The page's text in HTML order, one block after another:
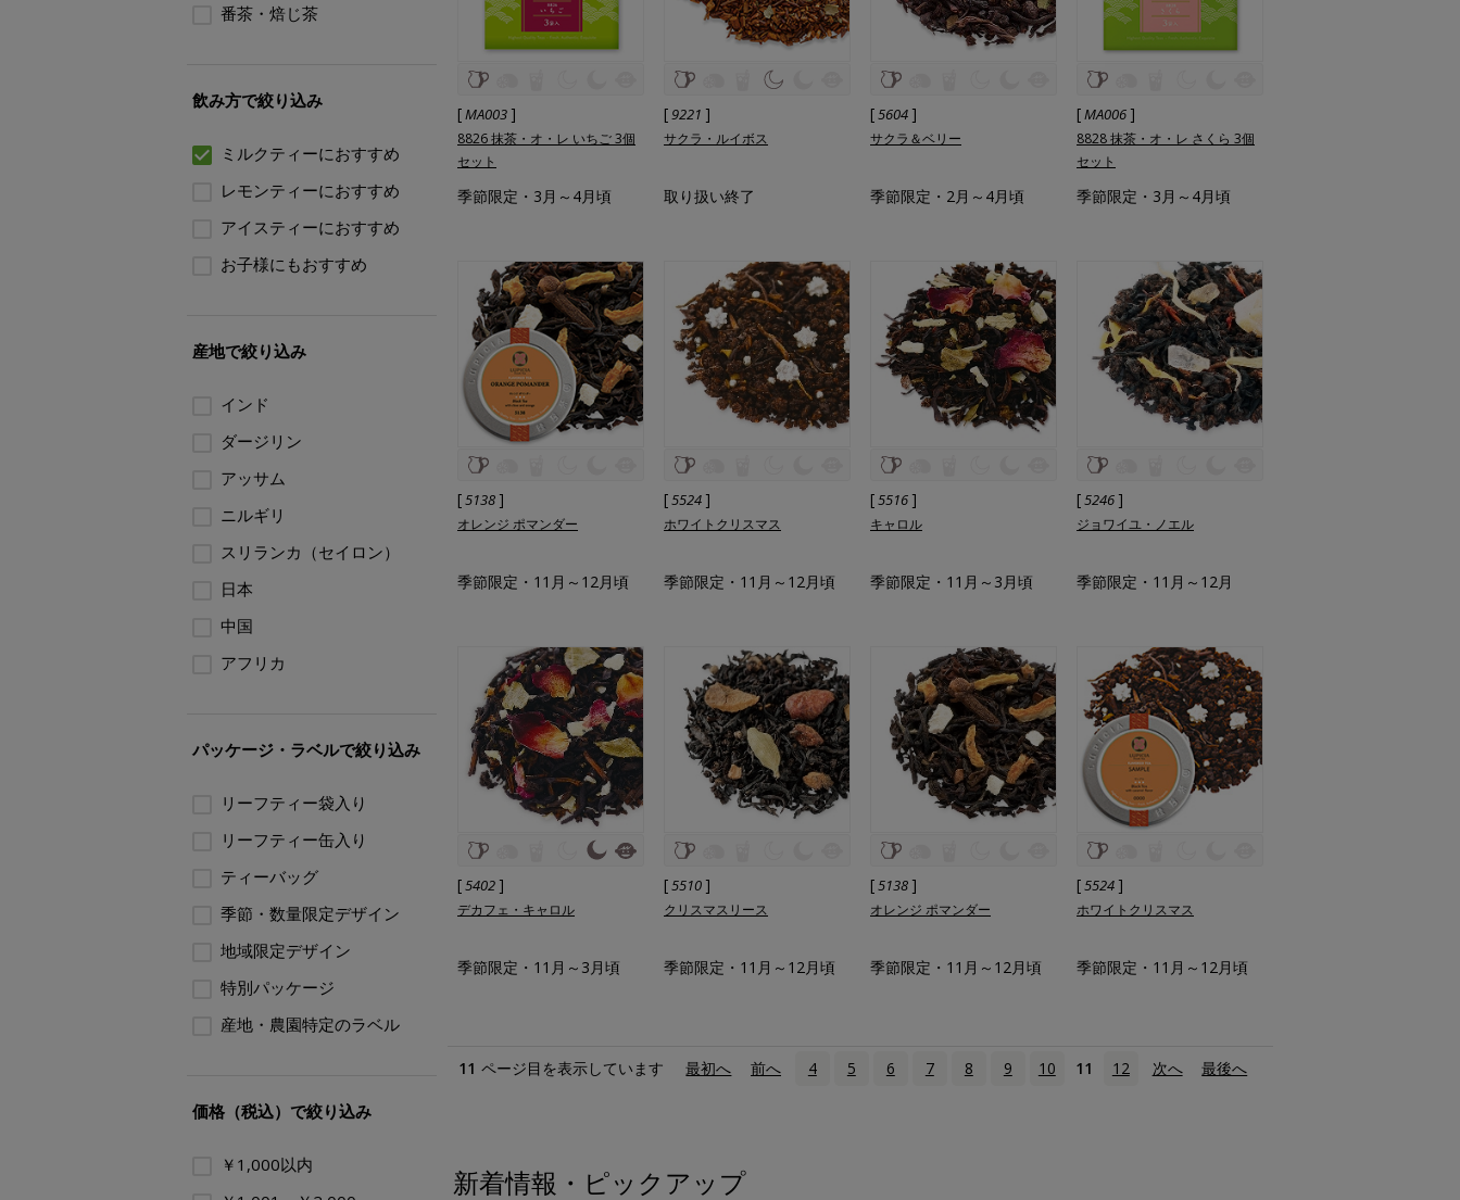
[MA003 ]
8826 抹茶・オ・レ いちご 3個
セット
季節限定・3月～4月頃
[9221 ]
サクラ・ルイボス
取り扱い終了
[5604 ]
サクラ＆ベリー
季節限定・2月～4月頃
[MA006 ]
8828 抹茶・オ・レ さくら 3個
セット
季節限定・3月～4月頃
[5138 ]
オレンジ ポマンダー
季節限定・11月～12月頃
[5524 ]
ホワイトクリスマス
季節限定・11月～12月頃
[5516 ]
キャロル
季節限定・11月～3月頃
[5246 ]
ジョワイユ・ノエル
季節限定・11月～12月
[5402 ]
デカフェ・キャロル
季節限定・11月～3月頃
[5510 ]
クリスマスリース
季節限定・11月～12月頃
[5138 ]
オレンジ ポマンダー
季節限定・11月～12月頃
[5524 ]
ホワイトクリスマス
季節限定・11月～12月頃
11 ページ目を表示しています 最初へ 前へ 4 5 6 7 8 9 10 11 12 次へ 最後へ
新着情報・ピックアップ
番茶・焙じ茶
飲み方で絞り込み
ミルクティーにおすすめ
レモンティーにおすすめ
アイスティーにおすすめ
お子様にもおすすめ
産地で絞り込み
インド
ダージリン
アッサム
ニルギリ
スリランカ（セイロン）
日本
中国
アフリカ
パッケージ・ラベルで絞り込み
リーフティー袋入り
リーフティー缶入り
ティーバッグ
季節・数量限定デザイン
地域限定デザイン
特別パッケージ
産地・農園特定のラベル
価格（税込）で絞り込み
￥1,000以内